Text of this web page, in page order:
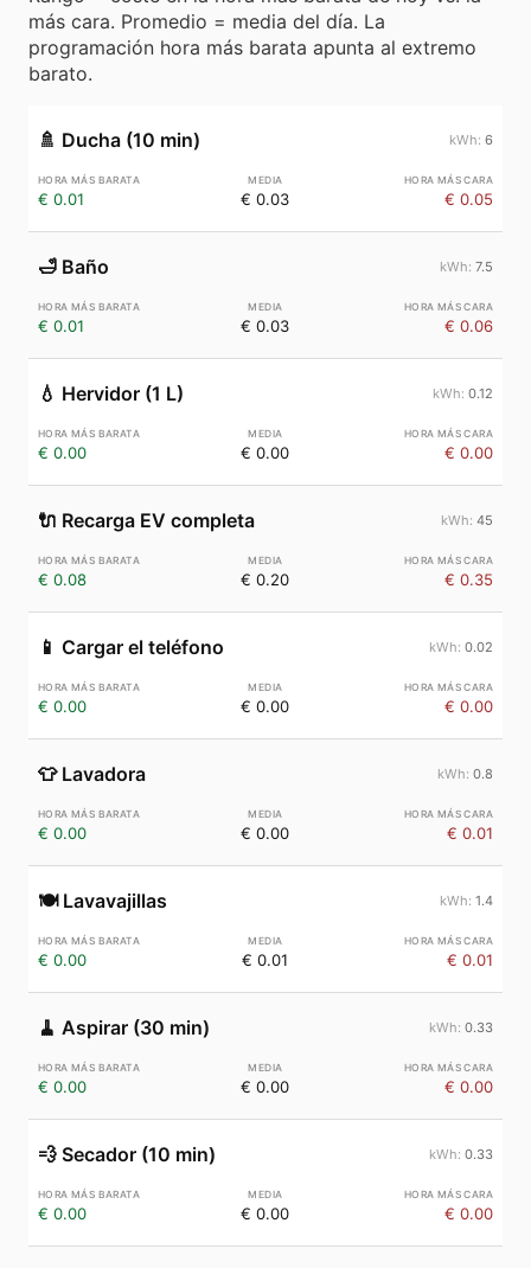
más cara. Promedio = media del día. La
programación hora más barata apunta al extremo
barato.
🚿 Ducha (10 min) 6
€ 0.01 € 0.03 € 0.05
🛁 Baño 7.5
€ 0.01 € 0.03 € 0.06
💧 Hervidor (1 L) 0.12
€ 0.00 € 0.00 € 0.00
🔌 Recarga EV completa 45
€ 0.08 € 0.20 € 0.35
📱 Cargar el teléfono 0.02
€ 0.00 € 0.00 € 0.00
👕 Lavadora 0.8
€ 0.00 € 0.00 € 0.01
🍽️ Lavavajillas 1.4
€ 0.00 € 0.01 € 0.01
🧹 Aspirar (30 min) 0.33
€ 0.00 € 0.00 € 0.00
💨 Secador (10 min) 0.33
€ 0.00 € 0.00 € 0.00